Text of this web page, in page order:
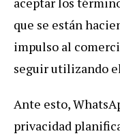
que se están
impulso al
seguir utilizando
Ante esto,
privacidad